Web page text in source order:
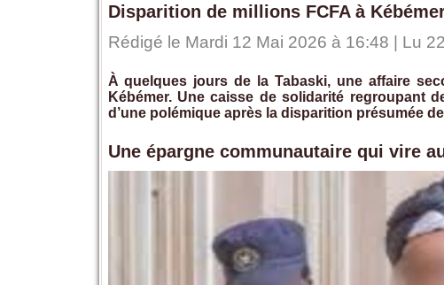
Disparition de millions FCFA à
Rédigé le Mardi 12 Mai 2026 à 16:48 | Lu
À quelques jours de la Tabaski, une affaire
Kébémer. Une caisse de solidarité regroupant
d’une polémique après la disparition présumée
Une épargne communautaire qui vire